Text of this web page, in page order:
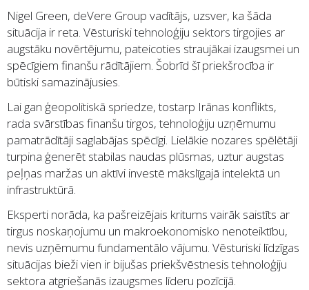
Nigel Green, deVere Group vadītājs, uzsver, ka šāda
situācija ir reta. Vēsturiski tehnoloģiju sektors tirgojies ar
augstāku novērtējumu, pateicoties straujākai izaugsmei un
spēcīgiem finanšu rādītājiem. Šobrīd šī priekšrocība ir
būtiski samazinājusies.
Lai gan ģeopolitiskā spriedze, tostarp Irānas konflikts,
rada svārstības finanšu tirgos, tehnoloģiju uzņēmumu
pamatrādītāji saglabājas spēcīgi. Lielākie nozares spēlētāji
turpina ģenerēt stabilas naudas plūsmas, uztur augstas
peļņas maržas un aktīvi investē mākslīgajā intelektā un
infrastruktūrā.
Eksperti norāda, ka pašreizējais kritums vairāk saistīts ar
tirgus noskaņojumu un makroekonomisko nenoteiktību,
nevis uzņēmumu fundamentālo vājumu. Vēsturiski līdzīgas
situācijas bieži vien ir bijušas priekšvēstnesis tehnoloģiju
sektora atgriešanās izaugsmes līderu pozīcijā.